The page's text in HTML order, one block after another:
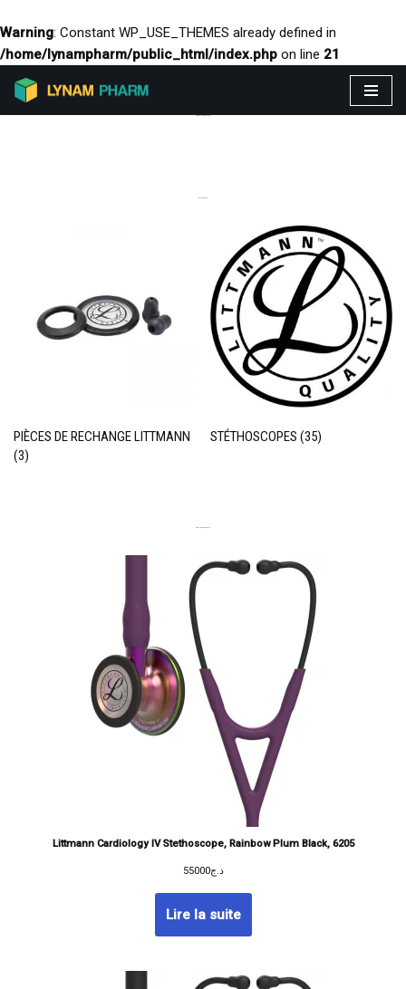
Warning: Constant WP_USE_THEMES already defined in
/home/lynampharm/public_html/index.php on line 21
Aller
PIÈCES DE RECHANGE LITTMANN
(3)
STÉTHOSCOPES(35)
Littmann Cardiology IV Stethoscope, Rainbow Plum Black, 6205
د.ج55000
Lire la suite